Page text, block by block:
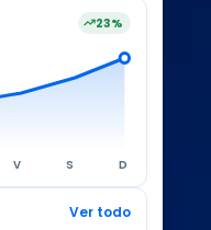
23%
V S D
Ver todo